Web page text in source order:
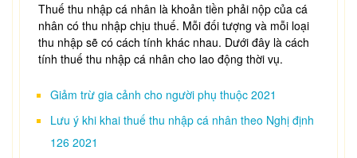
Thuế thu nhập cá nhân là khoản tiền phải nộp của cá
nhân có thu nhập chịu thuế. Mỗi đối tượng và mỗi loại
thu nhập sẽ có cách tính khác nhau. Dưới đây là cách
tính thuế thu nhập cá nhân cho lao động thời vụ.
Giảm trừ gia cảnh cho người phụ thuộc 2021
Lưu ý khi khai thuế thu nhập cá nhân theo Nghị định
126 2021